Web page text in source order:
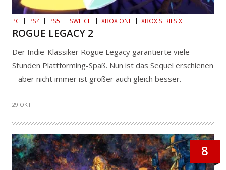
PC PS4 PS5 SWITCH XBOX ONE XBOX SERIES X
ROGUE LEGACY 2
Der Indie-Klassiker Rogue Legacy garantierte viele
Stunden Plattforming-Spaß. Nun ist das Sequel erschienen
– aber nicht immer ist größer auch gleich besser.
29 OKT.
8